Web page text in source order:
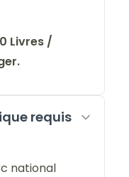
Livres /
requis
national